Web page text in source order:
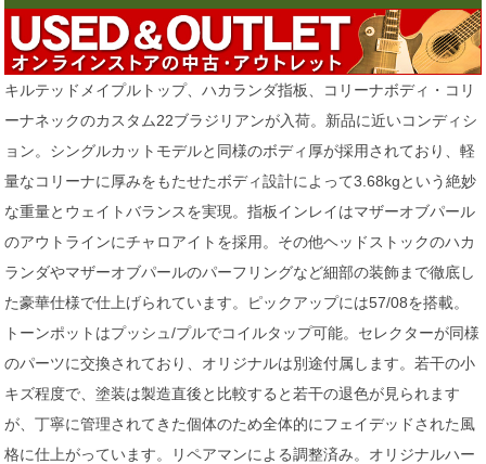
キルテッドメイプルトップ、ハカランダ指板、コリーナボディ・コリ
ーナネックのカスタム22ブラジリアンが入荷。新品に近いコンディシ
ョン。シングルカットモデルと同様のボディ厚が採用されており、軽
量なコリーナに厚みをもたせたボディ設計によって3.68kgという絶妙
な重量とウェイトバランスを実現。指板インレイはマザーオブパール
のアウトラインにチャロアイトを採用。その他ヘッドストックのハカ
ランダやマザーオブパールのパーフリングなど細部の装飾まで徹底し
た豪華仕様で仕上げられています。ピックアップには57/08を搭載。
トーンポットはプッシュ/プルでコイルタップ可能。セレクターが同様
のパーツに交換されており、オリジナルは別途付属します。若干の小
キズ程度で、塗装は製造直後と比較すると若干の退色が見られます
が、丁寧に管理されてきた個体のため全体的にフェイデッドされた風
格に仕上がっています。リペアマンによる調整済み。オリジナルハー